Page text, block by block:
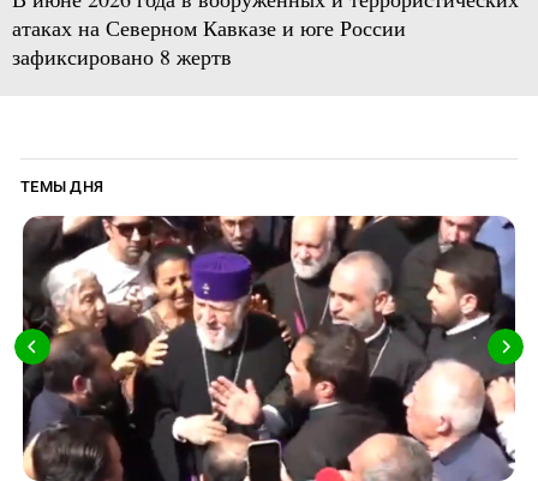
атаках на Северном Кавказе и юге России
зафиксировано 8 жертв
ТЕМЫ ДНЯ